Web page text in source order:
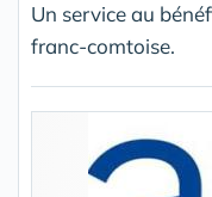
Un service au
franc-comtoise.